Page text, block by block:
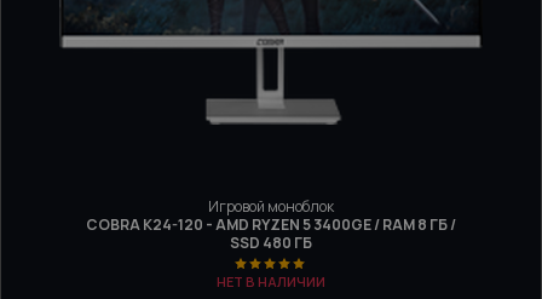
Игровой моноблок
COBRA K24-120 - AMD RYZEN 5 3400GE / RAM 8 ГБ /
SSD 480 ГБ
НЕТ В НАЛИЧИИ